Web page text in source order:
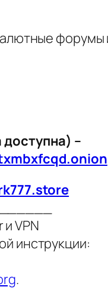
форумы
–
VPN
инструкции:
.